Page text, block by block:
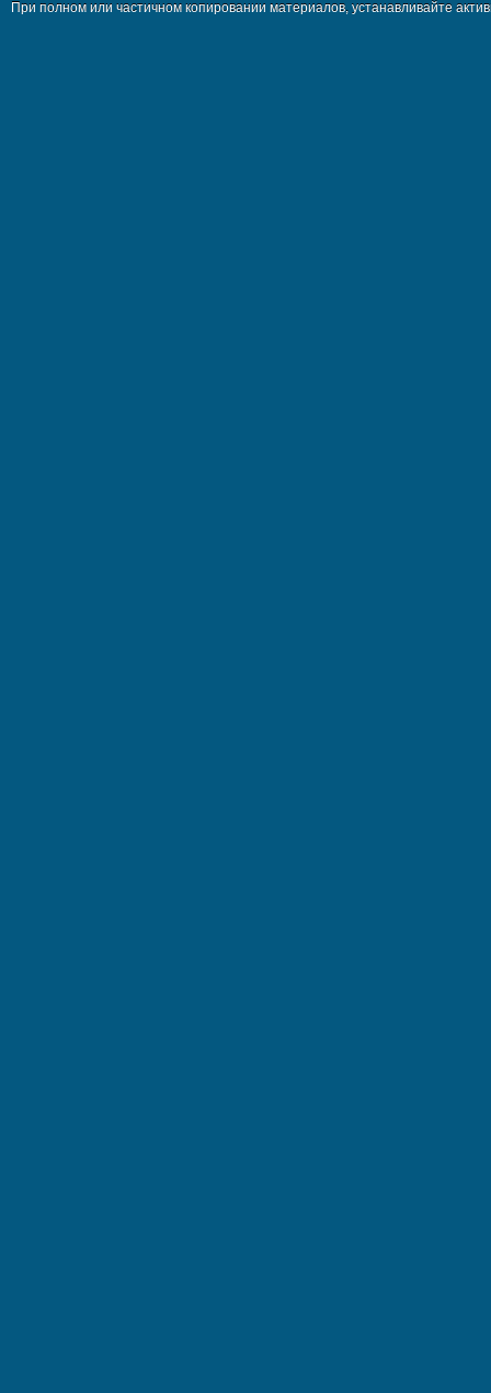
При полном или частичном копировании материалов, устанавливайте